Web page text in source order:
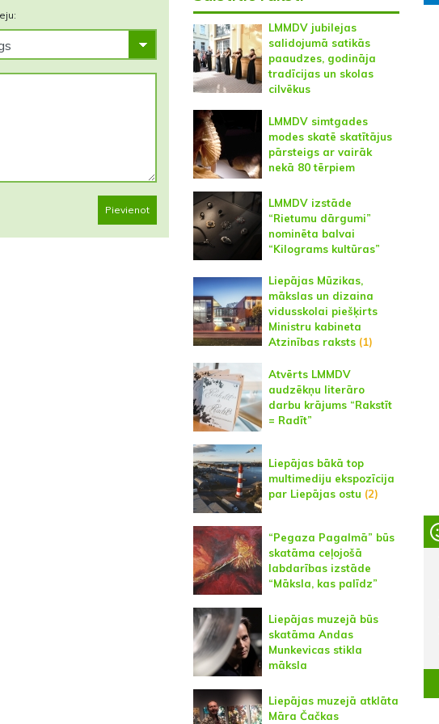
Pievienot
LMMDV jubilejas
salidojumā satikās
paaudzes, godināja
tradīcijas un skolas
cilvēkus
LMMDV simtgades
modes skatē skatītājus
pārsteigs ar vairāk
nekā 80 tērpiem
LMMDV izstāde
“Rietumu dārgumi”
nominēta balvai
“Kilograms kultūras”
Liepājas Mūzikas,
mākslas un dizaina
vidusskolai piešķirts
Ministru kabineta
Atzinības raksts(1)
Atvērts LMMDV
audzēkņu literāro
darbu krājums “Rakstīt
= Radīt”
Liepājas bākā top
multimediju ekspozīcija
par Liepājas ostu (2)
“Pegaza Pagalmā” būs
skatāma ceļojošā
labdarības izstāde
“Māksla, kas palīdz”
Liepājas muzejā būs
skatāma Andas
Munkevicas stikla
māksla
Liepājas muzejā atklāta
Māra Čačkas